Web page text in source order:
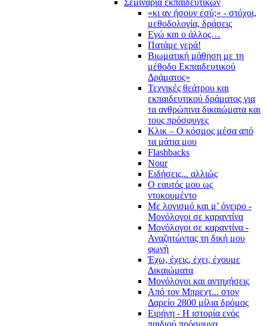
Σεμινάρια εκπαιδευτικών
«κι αν ήσουν εσύ;» - στόχοι,
μεθοδολογία, δράσεις
Εγώ και ο άλλος…
Πατάμε γερά!
Βιωματική μάθηση με τη
μέθοδο Εκπαιδευτικού
Δράματος»
Τεχνικές θεάτρου και
εκπαιδευτικού δράματος για
τα ανθρώπινα δικαιώματα και
τους πρόσφυγες
Κλικ – Ο κόσμος μέσα από
τα μάτια μου
Flashbacks
Nour
Ειδήσεις... αλλιώς
Ο εαυτός μου ως
ντοκουμέντο
Με λογισμό και μ’ όνειρο -
Μονόλογοι σε καραντίνα
Μονόλογοι σε καραντίνα -
Αναζητώντας τη δική μου
φωνή
Έχω, έχεις, έχει, έχουμε
Δικαιώματα
Μονόλογοι και αντηχήσεις
Από τον Μπρεχτ... στον
Δαρείο 2800 μίλια δρόμος
Ειρήνη - Η ιστορία ενός
παιδιού πρόσφυγα